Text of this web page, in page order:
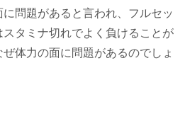
問題があると言われ、フルセッ
スタミナ切れでよく負けることが
体力の面に問題があるのでしょ